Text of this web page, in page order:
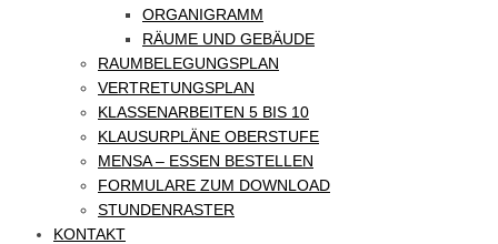
ORGANIGRAMM
RÄUME UND GEBÄUDE
RAUMBELEGUNGSPLAN
VERTRETUNGSPLAN
KLASSENARBEITEN 5 BIS 10
KLAUSURPLÄNE OBERSTUFE
MENSA – ESSEN BESTELLEN
FORMULARE ZUM DOWNLOAD
STUNDENRASTER
KONTAKT